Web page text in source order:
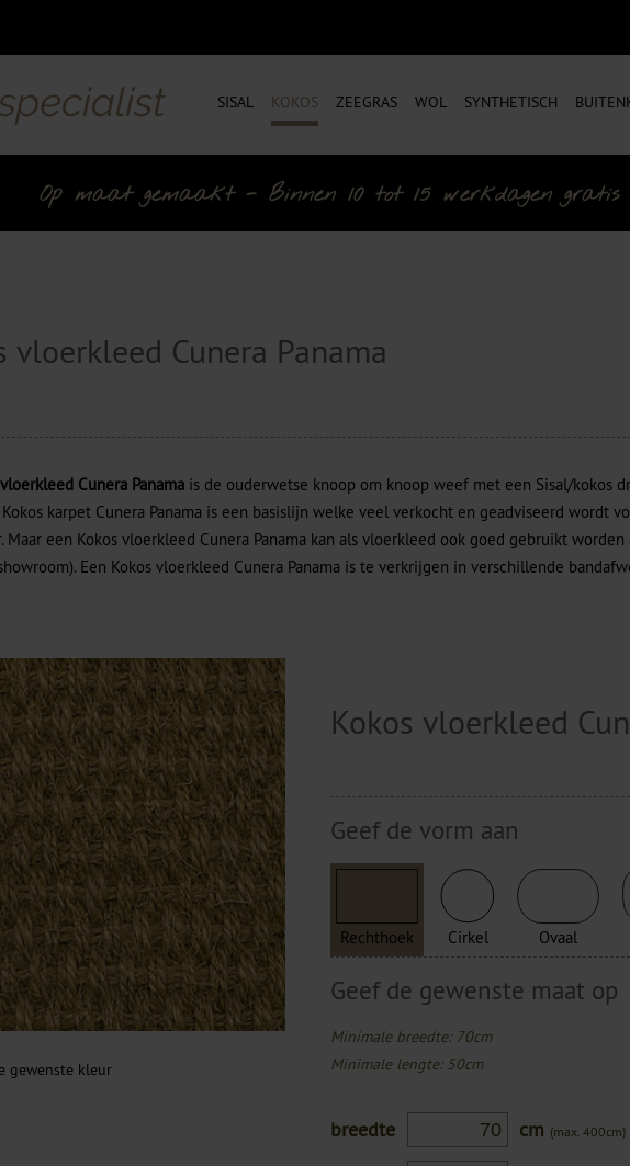
SISAL KOKOS ZEEGRAS WOL SYNTHETISCH
Op maat gemaakt - Binnen 10 tot 15 werkdagen gratis
vloerkleed Cunera Panama
Cunera Panama is de ouderwetse knoop om knoop weef met een Sisal/kokos
Kokos karpet Cunera Panama is een basislijn welke veel verkocht en geadviseerd wordt
Maar een Kokos vloerkleed Cunera Panama kan als vloerkleed ook goed gebruikt
Een Kokos vloerkleed Cunera Panama is te verkrijgen in verschillende
gewenste kleur
Kokos vloerkleed
Geef de vorm aan
Rechthoek Cirkel Ovaal
Geef de gewenste maat op
Minimale breedte: 70cm
Minimale lengte: 50cm
breedte cm (max. 400cm)